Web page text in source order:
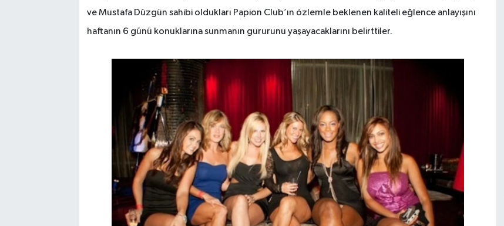
ve Mustafa Düzgün sahibi oldukları Papion Club’ın özlemle beklenen kaliteli eğlence anlayışını
haftanın 6 günü konuklarına sunmanın gururunu yaşayacaklarını belirttiler.